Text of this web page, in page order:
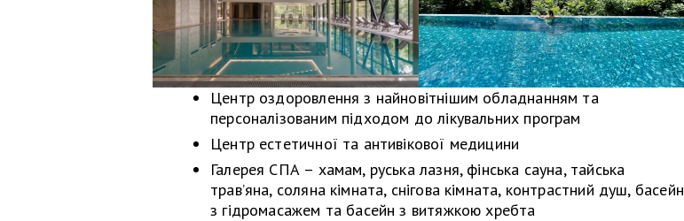
Центр оздоровлення з найновітнішим обладнанням та
персоналізованим підходом до лікувальних програм
Центр естетичної та антивікової медицини
Галерея СПА – хамам, руська лазня, фінська сауна, тайська
трав’яна, соляна кімната, снігова кімната, контрастний душ, басейн
з гідромасажем та басейн з витяжкою хребта